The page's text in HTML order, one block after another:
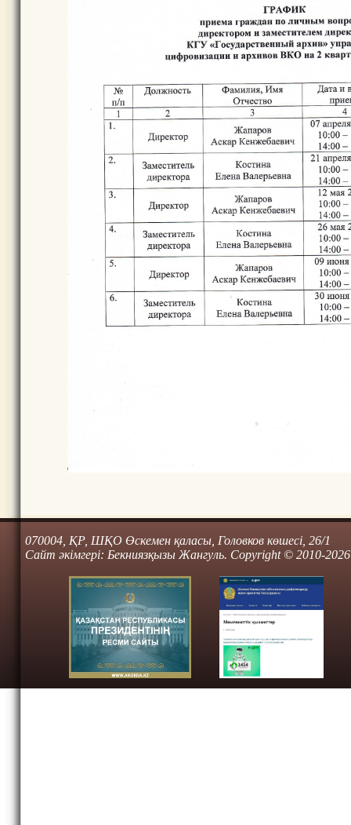
070004, ҚР, ШҚО Өскемен қаласы, Головков көшесі, 26/1
Сайт әкімгері: Бекниязқызы Жангуль. Copyright © 2010-2026